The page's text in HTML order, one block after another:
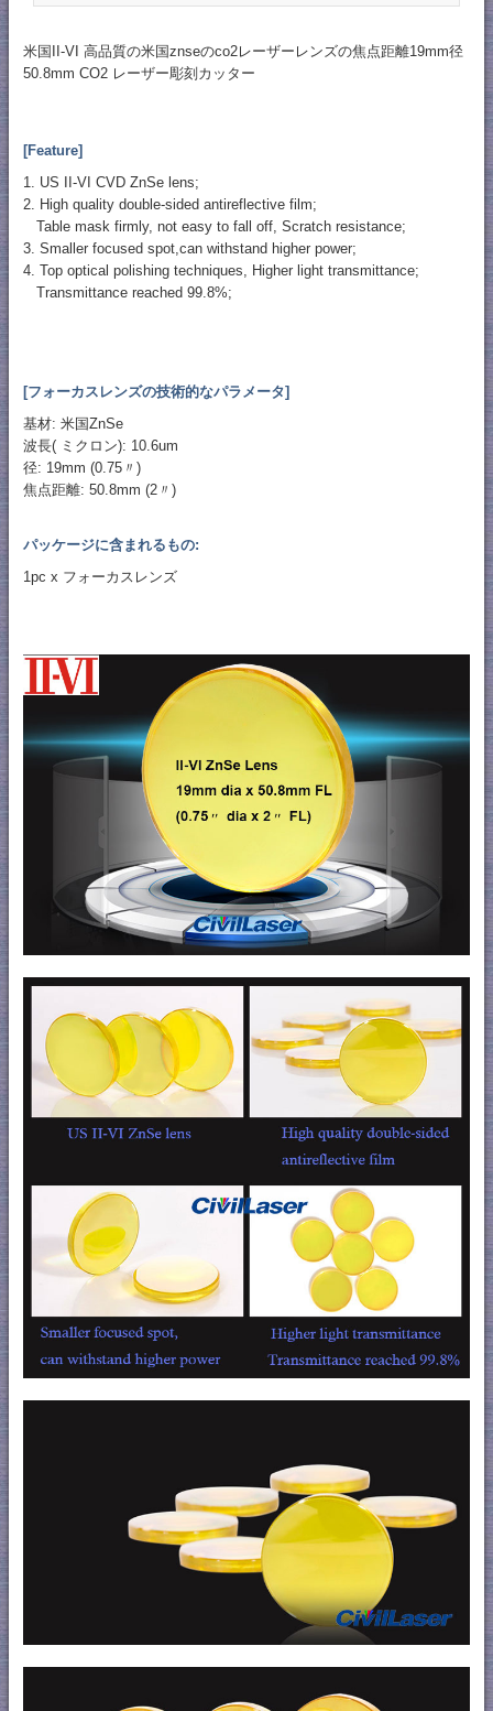
米国II-VI 高品質の米国znseのco2レーザーレンズの焦点距離19mm径
50.8mm CO2 レーザー彫刻カッター
[Feature]
1. US II-VI CVD ZnSe lens;
2. High quality double-sided antireflective film;
Table mask firmly, not easy to fall off, Scratch resistance;
3. Smaller focused spot,can withstand higher power;
4. Top optical polishing techniques, Higher light transmittance;
Transmittance reached 99.8%;
[フォーカスレンズの技術的なパラメータ]
基材: 米国ZnSe
波長( ミクロン): 10.6um
径: 19mm (0.75〃)
焦点距離: 50.8mm (2〃)
パッケージに含まれるもの:
1pc x フォーカスレンズ